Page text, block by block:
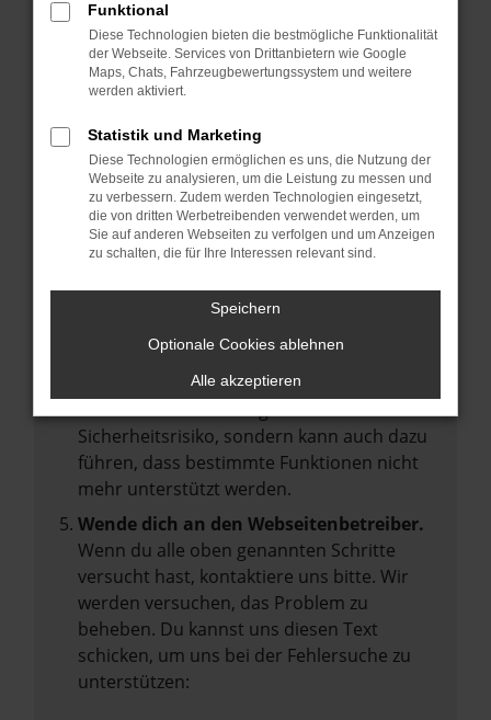
Laden andere Webseiten, zum Beispiel
deine Suchmaschine?
Prüfe deine Browsererweiterungen.
Manche Erweiterungen, wie Werbeblocker,
können das Laden bestimmter Seiten
verhindern. Funktioniert die Seite in einem
anderen Browser oder in einem privaten
Fenster?
Starte dein Gerät neu.
vorübergehende Probleme zu beheben.
Betriebssystem auf dem neuesten Stand
Veraltete Software birgt nicht nur ein
Sicherheitsrisiko, sondern kann auch dazu
führen, dass bestimmte Funktionen nicht
mehr unterstützt werden.
Wende dich an den Webseitenbetreiber.
Wenn du alle oben genannten Schritte
versucht hast, kontaktiere uns bitte. Wir
werden versuchen, das Problem zu
beheben. Du kannst uns diesen Text
schicken, um uns bei der Fehlersuche zu
unterstützen:
Funktional
Diese Technologien bieten die bestmögliche Funktionalität
der Webseite. Services von Drittanbietern wie Google
Maps, Chats, Fahrzeugbewertungssystem und weitere
werden aktiviert.
Statistik und Marketing
Diese Technologien ermöglichen es uns, die Nutzung der
Webseite zu analysieren, um die Leistung zu messen und
zu verbessern. Zudem werden Technologien eingesetzt,
die von dritten Werbetreibenden verwendet werden, um
Sie auf anderen Webseiten zu verfolgen und um Anzeigen
zu schalten, die für Ihre Interessen relevant sind.
Speichern
Optionale Cookies ablehnen
Alle akzeptieren